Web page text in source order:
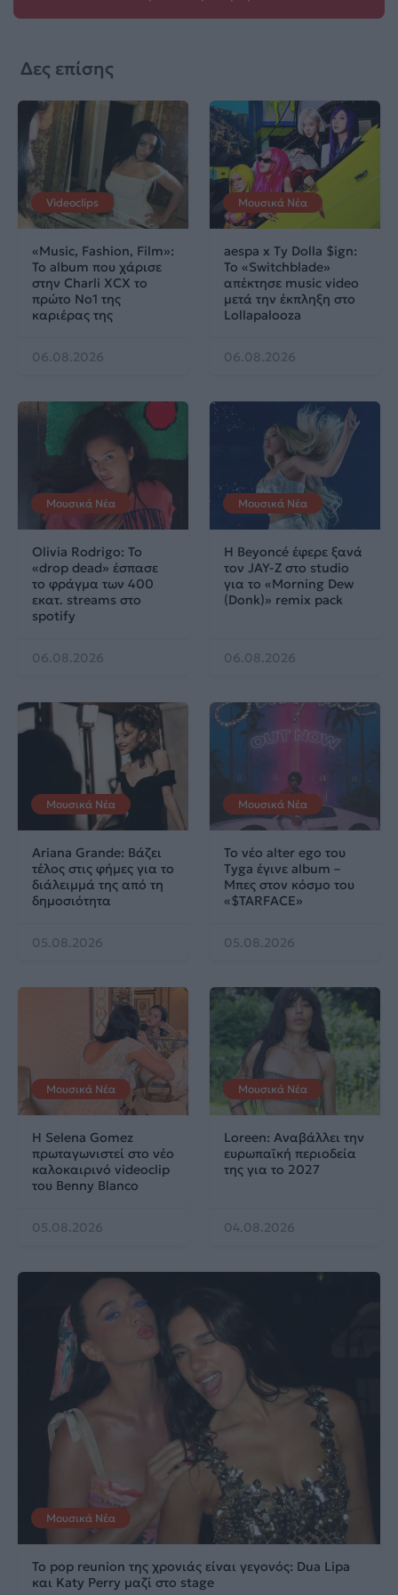
Δες επίσης
Videoclips
«Music, Fashion, Film»:
Το album που χάρισε
στην Charli XCX το
πρώτο No1 της
καριέρας της
06.08.2026
Μουσικά Νέα
aespa x Ty Dolla $ign:
Το «Switchblade»
απέκτησε music video
μετά την έκπληξη στο
Lollapalooza
06.08.2026
Μουσικά Νέα
Olivia Rodrigo: To
«drop dead» έσπασε
το φράγμα των 400
εκατ. streams στο
spotify
06.08.2026
Μουσικά Νέα
Η Beyoncé έφερε ξανά
τον JAY-Z στο studio
για το «Morning Dew
(Donk)» remix pack
06.08.2026
Μουσικά Νέα
Ariana Grande: Βάζει
τέλος στις φήμες για το
διάλειμμά της από τη
δημοσιότητα
05.08.2026
Μουσικά Νέα
Το νέο alter ego του
Tyga έγινε album –
Μπες στον κόσμο του
«$TARFACE»
05.08.2026
Μουσικά Νέα
Η Selena Gomez
πρωταγωνιστεί στο νέο
καλοκαιρινό videoclip
του Benny Blanco
05.08.2026
Μουσικά Νέα
Loreen: Αναβάλλει την
ευρωπαϊκή περιοδεία
της για το 2027
04.08.2026
Μουσικά Νέα
Το pop reunion της χρονιάς είναι γεγονός: Dua Lipa
και Katy Perry μαζί στο stage